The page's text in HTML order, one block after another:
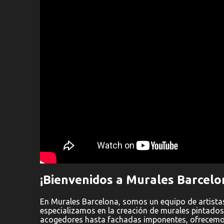
¡Bienvenidos a Murales
En Murales Barcelona, somos un equipo de
especializamos en la creación de murales
acogedores hasta fachadas imponentes,